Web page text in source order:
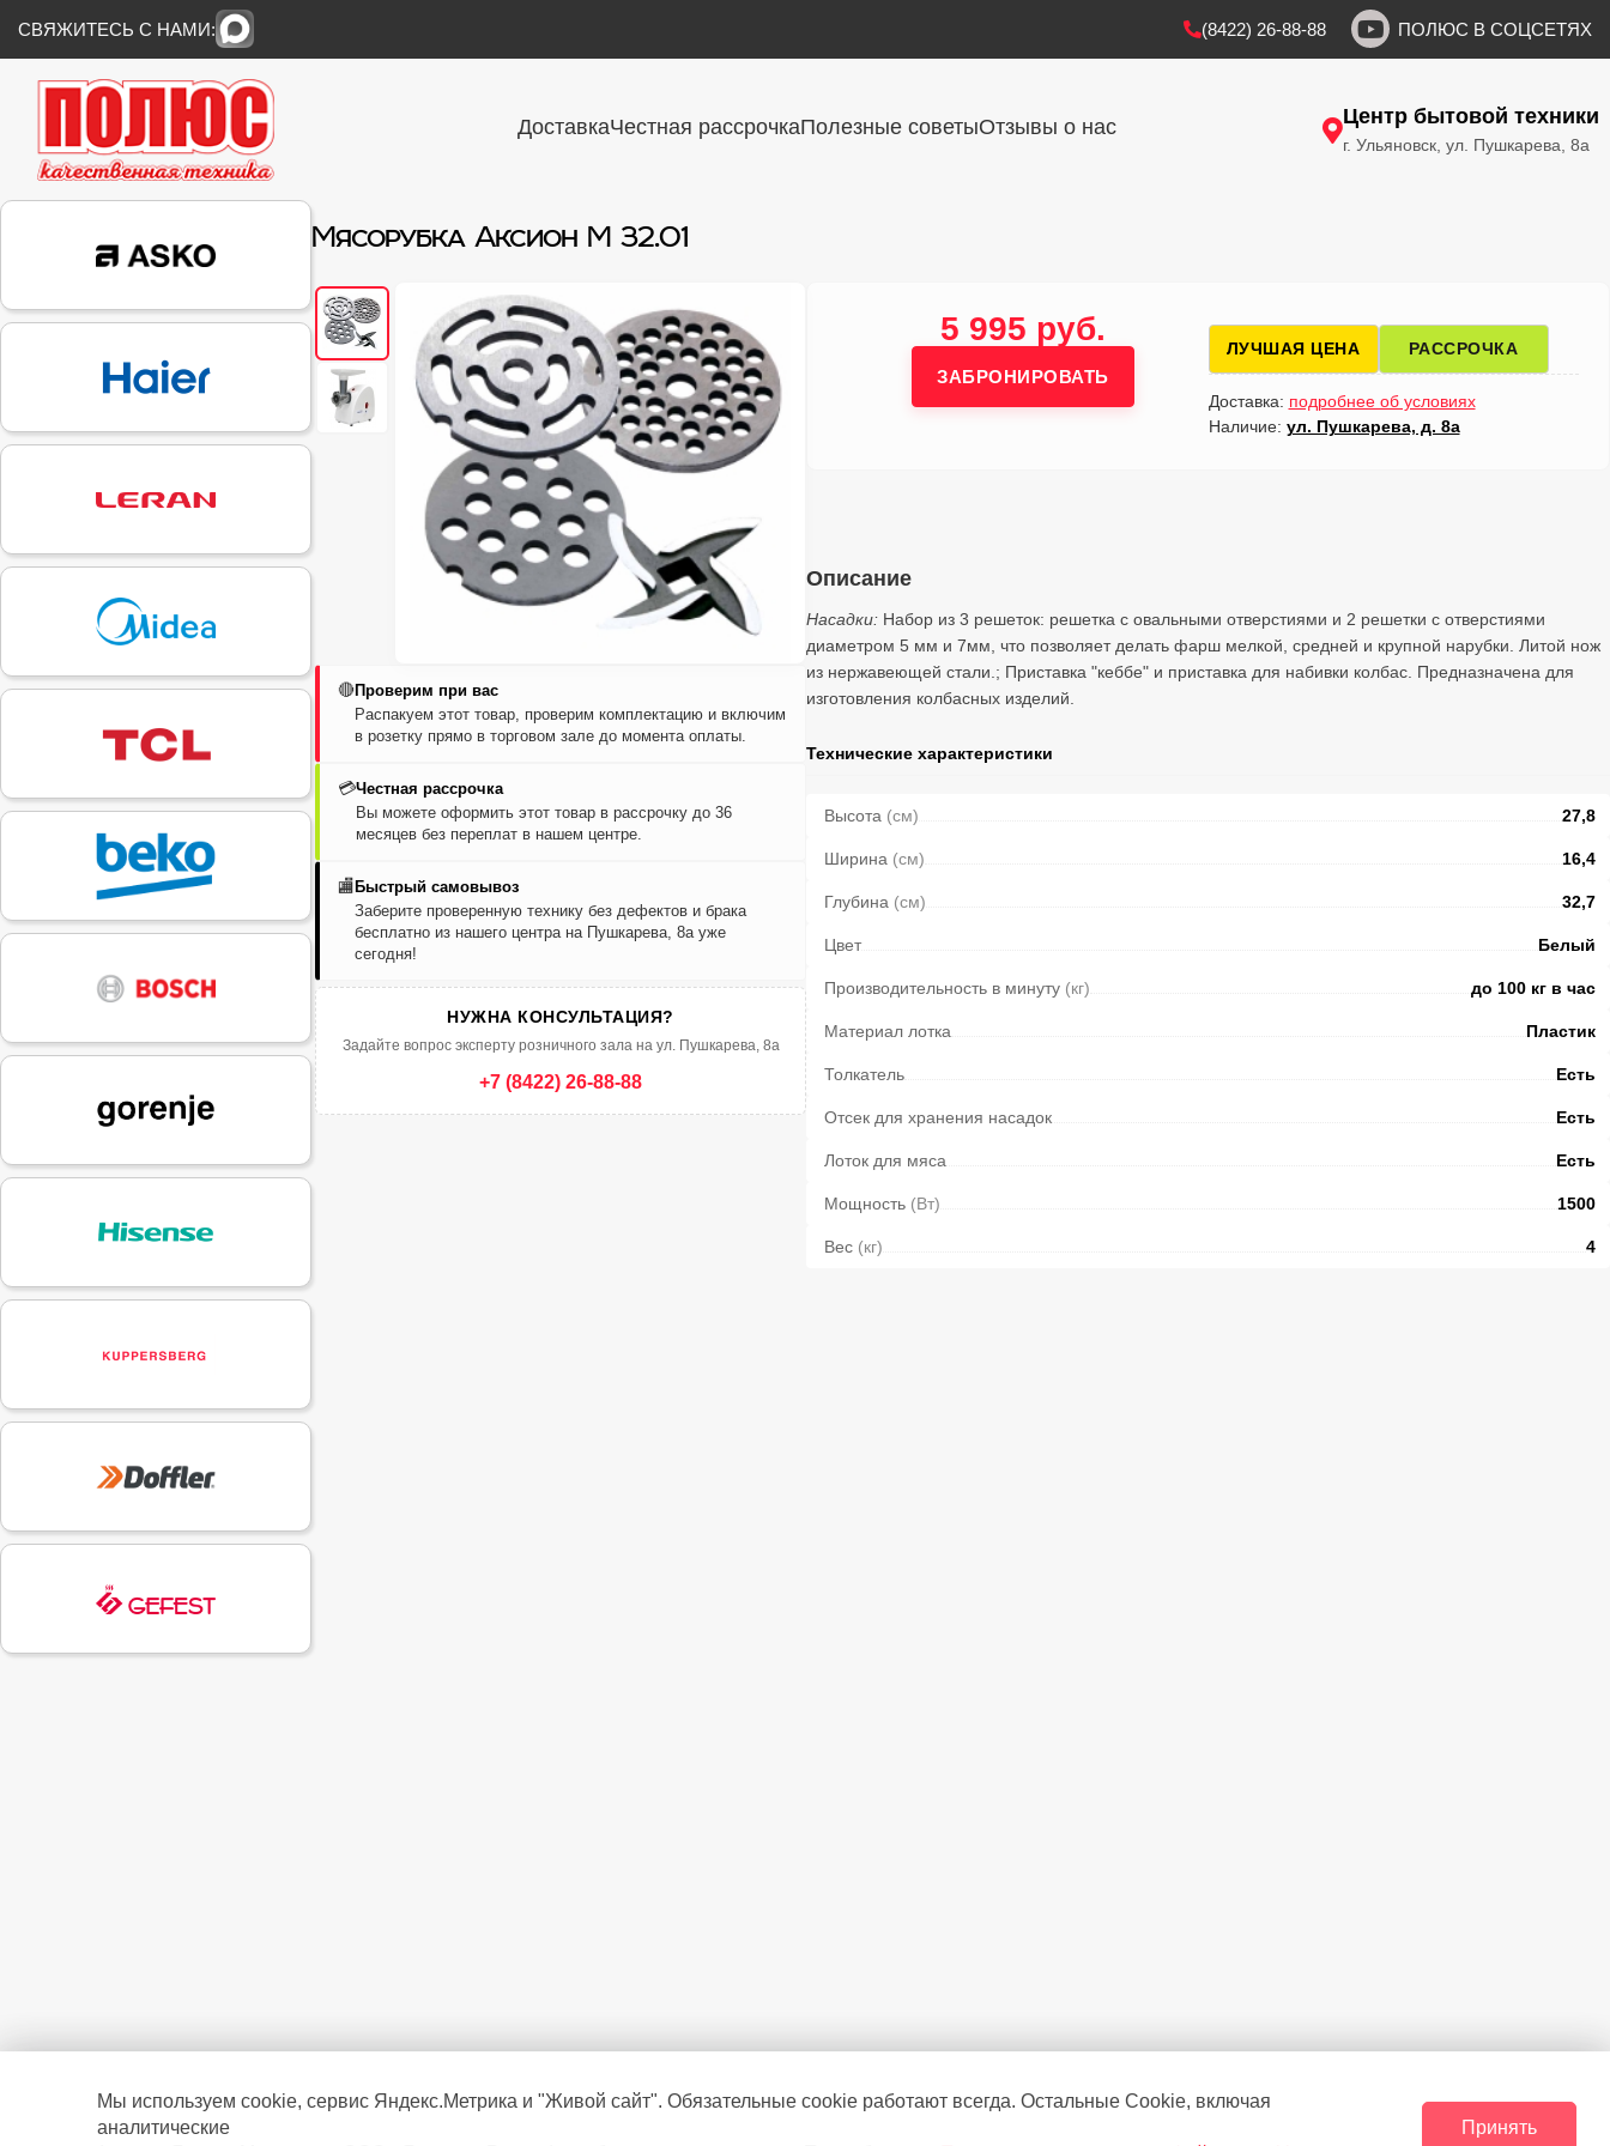
СВЯЖИТЕСЬ С НАМИ: (8422) 26-88-88 ПОЛЮС В СОЦСЕТЯХ
ДоставкаЧестная рассрочкаПолезные советыОтзывы о нас Центр бытовой техники
г. Ульяновск, ул. Пушкарева, 8а
Мясорубка Аксион М 32.01
🔴Проверим при вас
Распакуем этот товар, проверим комплектацию и включим
в розетку прямо в торговом зале до момента оплаты.
💳Честная рассрочка
Вы можете оформить этот товар в рассрочку до 36
месяцев без переплат в нашем центре.
🏬 Быстрый самовывоз
Заберите проверенную технику без дефектов и брака
бесплатно из нашего центра на Пушкарева, 8а уже
сегодня!
НУЖНА КОНСУЛЬТАЦИЯ?
Задайте вопрос эксперту розничного зала на ул. Пушкарева, 8а
+7 (8422) 26-88-88
5 995 руб.
ЗАБРОНИРОВАТЬ
ЛУЧШАЯ ЦЕНА РАССРОЧКА
Доставка: подробнее об условиях
Наличие: ул. Пушкарева, д. 8а
Описание
Насадки: Набор из 3 решеток: решетка с овальными отверстиями и 2 решетки с отверстиями
диаметром 5 мм и 7мм, что позволяет делать фарш мелкой, средней и крупной нарубки. Литой нож
из нержавеющей стали.; Приставка "кеббе" и приставка для набивки колбас. Предназначена для
изготовления колбасных изделий.
Технические характеристики
Высота (см) 27,8
Ширина (см) 16,4
Глубина (см) 32,7
Цвет Белый
Производительность в минуту (кг) до 100 кг в час
Материал лотка Пластик
Толкатель Есть
Отсек для хранения насадок Есть
Лоток для мяса Есть
Мощность (Вт) 1500
Вес (кг) 4
Мы используем cookie, сервис Яндекс.Метрика и "Живой сайт". Обязательные cookie работают всегда. Остальные Сookie, включая
аналитические
Принять